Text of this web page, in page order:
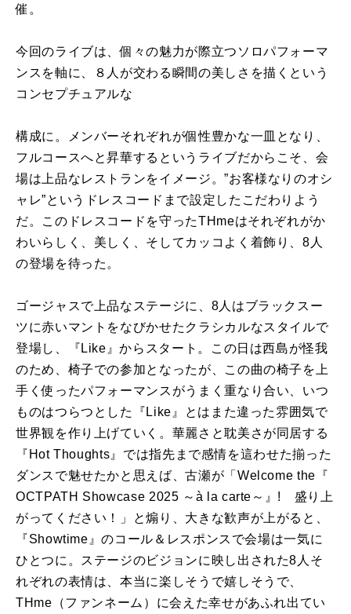
催。
今回のライブは、個々の魅力が際立つソロパフォーマ
ンスを軸に、８人が交わる瞬間の美しさを描くという
コンセプチュアルな
構成に。メンバーそれぞれが個性豊かな一皿となり、
フルコースへと昇華するというライブだからこそ、会
場は上品なレストランをイメージ。”お客様なりのオシ
ャレ”というドレスコードまで設定したこだわりよう
だ。このドレスコードを守ったTHmeはそれぞれがか
わいらしく、美しく、そしてカッコよく着飾り、8人
の登場を待った。
ゴージャスで上品なステージに、8人はブラックスー
ツに赤いマントをなびかせたクラシカルなスタイルで
登場し、『Like』からスタート。この日は西島が怪我
のため、椅子での参加となったが、この曲の椅子を上
手く使ったパフォーマンスがうまく重なり合い、いつ
ものはつらつとした『Like』とはまた違った雰囲気で
世界観を作り上げていく。華麗さと耽美さが同居する
『Hot Thoughts』では指先まで感情を這わせた揃った
ダンスで魅せたかと思えば、古瀬が「Welcome the『
OCTPATH Showcase 2025 ～à la carte～』! 盛り上
がってください！」と煽り、大きな歓声が上がると、
『Showtime』のコール＆レスポンスで会場は一気に
ひとつに。ステージのビジョンに映し出された8人そ
れぞれの表情は、本当に楽しそうで嬉しそうで、
THme（ファンネーム）に会えた幸せがあふれ出てい